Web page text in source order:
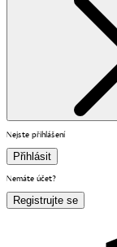
Nejste přihlášení
Přihlásit
Nemáte účet?
Registrujte se